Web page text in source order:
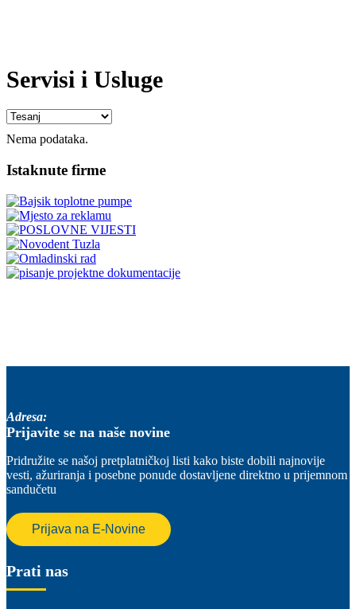
Servisi i Usluge
Nema podataka.
Istaknute firme
Adresa:
Prijavite se na naše novine
Pridružite se našoj pretplatničkoj listi kako biste dobili najnovije
vesti, ažuriranja i posebne ponude dostavljene direktno u prijemnom
sandučetu
Prijava na E-Novine
Prati nas